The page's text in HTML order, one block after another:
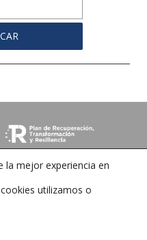
Pontevedra
cookies
la mejor experiencia en
utilizamos o